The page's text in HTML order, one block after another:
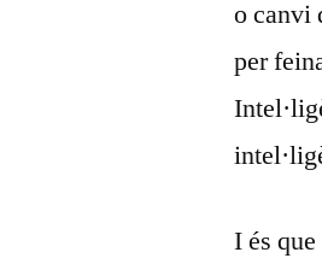
o canvi
per
I és